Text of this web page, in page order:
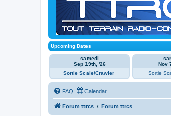
Upcoming Dates
samedi
Sep 19th, '26
Sortie Scale/Crawler
Nov
Sortie
FAQ Calendar
Forum ttrcs Forum ttrcs